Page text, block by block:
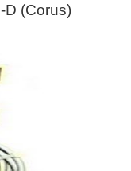
D (Corus)